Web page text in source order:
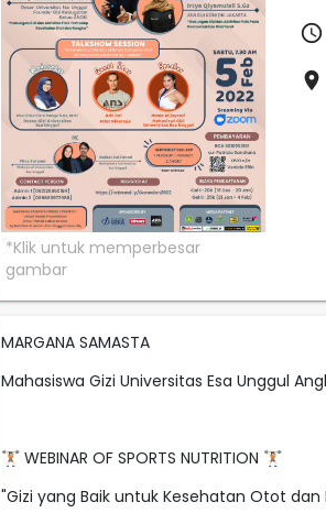
access_time
place
MARGANA SAMASTA
Mahasiswa Gizi Universitas Esa Unggul
🏋🏻 WEBINAR OF SPORTS NUTRITION 🏋🏻
"Gizi yang Baik untuk Kesehatan Otot dan